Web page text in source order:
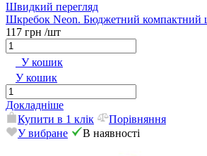
Швидкий перегляд
Шкребок Neon. Бюджетний
117 грн /шт
У кошик
У кошик
Докладніше
Купити в 1 клік
Порівняння
У вибране
В наявності